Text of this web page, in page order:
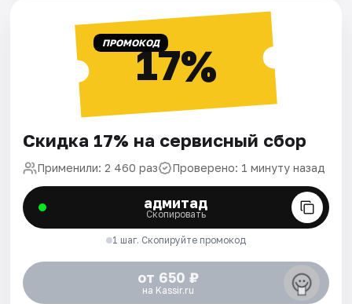
ПРОМОКОД17%
Скидка 17% на сервисный сбор
Применили: 2 460 раз Проверено: 1 минуту назад
адмитад
Скопировать
1 шаг. Скопируйте промокод
от 650 ₽
на Kassir.ru